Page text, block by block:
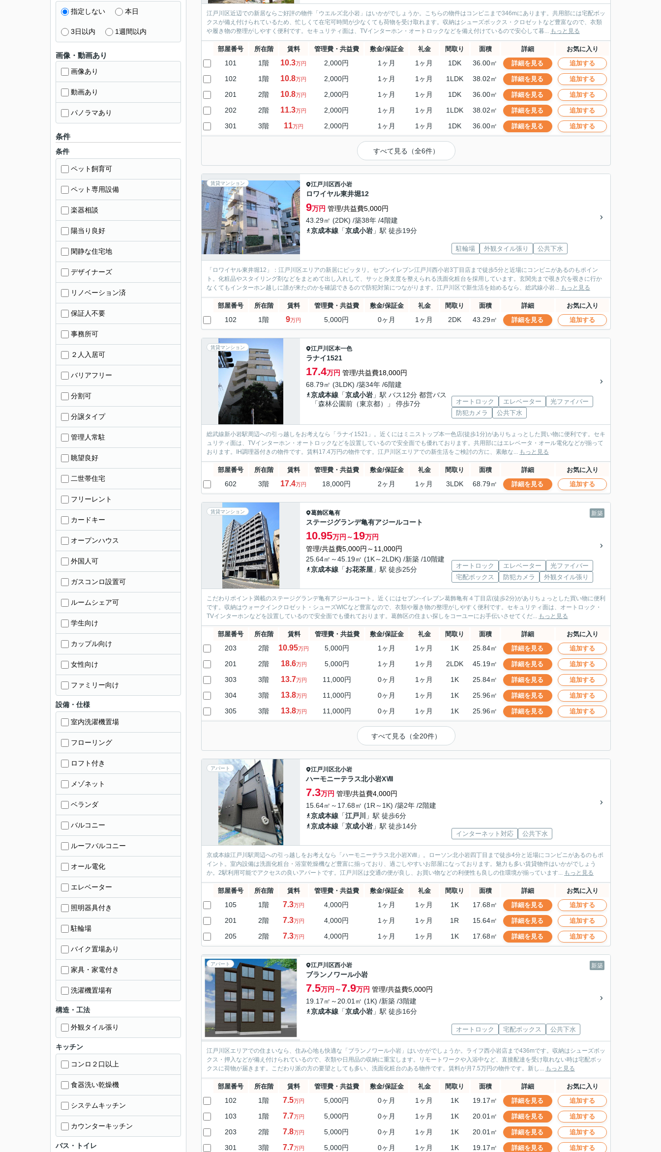
江戸川区近辺での新居ならご好評の物件「ウエルズ北小岩」はいかがでしょうか。こちらの物件はコンビニまで346mにあります。共用部には宅配ボッ
クスが備え付けられているため、忙しくて在宅可時間が少なくても荷物を受け取れます。収納はシューズボックス・クロゼットなど豊富なので、衣類
や履き物の整理がしやすく便利です。セキュリティ面は、TVインターホン・オートロックなどを備え付けているので安心して暮... もっと見る
部屋番号 所在階 賃料 管理費・共益費 敷金/保証金 礼金 間取り 面積 詳細 お気に入り
101 1階 10.3万円 2,000円 1ヶ月 1ヶ月 1DK 36.00㎡ 詳細を見る 追加する
102 1階 10.8万円 2,000円 1ヶ月 1ヶ月 1LDK 38.02㎡ 詳細を見る 追加する
201 2階 10.8万円 2,000円 1ヶ月 1ヶ月 1DK 36.00㎡ 詳細を見る 追加する
202 2階 11.3万円 2,000円 1ヶ月 1ヶ月 1LDK 38.02㎡ 詳細を見る 追加する
301 3階 11万円 2,000円 1ヶ月 1ヶ月 1DK 36.00㎡ 詳細を見る 追加する
すべて見る（全6件）
賃貸マンション 江戸川区西小岩
ロワイヤル東井堀12
9万円 管理/共益費5,000円
43.29㎡ (2DK) /築38年 /4階建
京成本線 「京成小岩 」駅 徒歩19分
駐輪場 外観タイル張り 公共下水
「ロワイヤル東井堀12」：江戸川区エリアの新居にピッタリ。セブンイレブン江戸川西小岩3丁目店まで徒歩5分と近場にコンビニがあるのもポイン
ト。化粧品やスタイリング剤などをまとめて出し入れして、サッと身支度を整えられる洗面化粧台を採用しています。玄関先まで覗き穴を覗きに行か
なくてもインターホン越しに誰が来たのかを確認できるので防犯対策につながります。江戸川区で新生活を始めるなら、総武線小岩... もっと見る
部屋番号 所在階 賃料 管理費・共益費 敷金/保証金 礼金 間取り 面積 詳細 お気に入り
102 1階 9万円 5,000円 0ヶ月 1ヶ月 2DK 43.29㎡ 詳細を見る 追加する
賃貸マンション 江戸川区本一色
ラナイ1521
17.4万円 管理/共益費18,000円
68.79㎡ (3LDK) /築34年 /6階建
京成本線 「京成小岩 」駅 バス12分 都営バス
「森林公園前（東京都）」 停歩7分
オートロック エレベーター
光ファイバー
防犯カメラ
公共下水
総武線新小岩駅周辺への引っ越しをお考えなら「ラナイ1521」。近くにはミニストップ本一色店(徒歩1分)がありちょっとした買い物に便利です。セキ
ュリティ面は、TVインターホン・オートロックなどを設置しているので安全面でも優れております。共用部にはエレベータ・オール電化などが揃って
おります。IH調理器付きの物件です。賃料17.4万円の物件です。江戸川区エリアでの新生活をご検討の方に、素敵な... もっと見る
部屋番号 所在階 賃料 管理費・共益費 敷金/保証金 礼金 間取り 面積 詳細 お気に入り
602 3階 17.4万円 18,000円 2ヶ月 1ヶ月 3LDK 68.79㎡ 詳細を見る 追加する
賃貸マンション 新築
葛飾区亀有
ステージグランデ亀有アジールコート
10.95万円～19万円
管理/共益費5,000円～11,000円
25.64㎡～45.19㎡ (1K～2LDK) /新築 /10階建
京成本線 「お花茶屋 」駅 徒歩25分 オートロック エレベーター
光ファイバー
宅配ボックス
防犯カメラ 外観タイル張り
こだわりポイント満載のステージグランデ亀有アジールコート。近くにはセブン-イレブン葛飾亀有４丁目店(徒歩2分)がありちょっとした買い物に便利
です。収納はウォークインクロゼット・シューズWICなど豊富なので、衣類や履き物の整理がしやすく便利です。セキュリティ面は、オートロック・
TVインターホンなどを設置しているので安全面でも優れております。葛飾区の住まい探しをコーユーにお手伝いさせてくだ... もっと見る
部屋番号 所在階 賃料 管理費・共益費 敷金/保証金 礼金 間取り 面積 詳細 お気に入り
203 2階 10.95万円 5,000円 1ヶ月 1ヶ月 1K 25.84㎡ 詳細を見る 追加する
201 2階 18.6万円 5,000円 1ヶ月 1ヶ月 2LDK 45.19㎡ 詳細を見る 追加する
303 3階 13.7万円 11,000円 0ヶ月 1ヶ月 1K 25.84㎡ 詳細を見る 追加する
304 3階 13.8万円 11,000円 0ヶ月 1ヶ月 1K 25.96㎡ 詳細を見る 追加する
305 3階 13.8万円 11,000円 0ヶ月 1ヶ月 1K 25.96㎡ 詳細を見る 追加する
すべて見る（全20件）
アパート 江戸川区北小岩
ハーモニーテラス北小岩XⅧ
7.3万円 管理/共益費4,000円
15.64㎡～17.68㎡ (1R～1K) /築2年 /2階建
京成本線 「江戸川
」駅 徒歩6分
京成本線 「京成小岩 」駅 徒歩14分
インターネット対応 公共下水
京成本線江戸川駅周辺への引っ越しをお考えなら「ハーモニーテラス北小岩XⅧ」。ローソン北小岩四丁目まで徒歩4分と近場にコンビニがあるのもポ
イント。室内設備は洗面化粧台・浴室乾燥機など豊富に揃っており、過ごしやすいお部屋になっております。魅力も多い賃貸物件はいかがでしょう
か。2駅利用可能でアクセスの良いアパートです。江戸川区は交通の便が良し、お買い物などの利便性も良しの住環境が揃っています... もっと見る
部屋番号 所在階 賃料 管理費・共益費 敷金/保証金 礼金 間取り 面積 詳細 お気に入り
105 1階 7.3万円 4,000円 1ヶ月 1ヶ月 1K 17.68㎡ 詳細を見る 追加する
201 2階 7.3万円 4,000円 1ヶ月 1ヶ月 1R 15.64㎡ 詳細を見る 追加する
205 2階 7.3万円 4,000円 1ヶ月 1ヶ月 1K 17.68㎡ 詳細を見る 追加する
アパート 新築
江戸川区西小岩
ブランノワール小岩
7.5万円～7.9万円 管理/共益費5,000円
19.17㎡～20.01㎡ (1K) /新築 /3階建
京成本線 「京成小岩 」駅 徒歩16分
オートロック 宅配ボックス 公共下水
江戸川区エリアでの住まいなら、住み心地も快適な「ブランノワール小岩」はいかがでしょうか。ライフ西小岩店まで436mです。収納はシューズボッ
クス・押入などが備え付けられているので、衣類や日用品の収納に重宝します。リモートワークや入浴中など、直接配達を受け取れない時は宅配ボッ
クスに荷物が届きます。こだわり派の方の要望としても多い、洗面化粧台のある物件です。賃料が月7.5万円の物件です。新し... もっと見る
部屋番号 所在階 賃料 管理費・共益費 敷金/保証金 礼金 間取り 面積 詳細 お気に入り
102 1階 7.5万円 5,000円 0ヶ月 1ヶ月 1K 19.17㎡ 詳細を見る 追加する
103 1階 7.7万円 5,000円 0ヶ月 1ヶ月 1K 20.01㎡ 詳細を見る 追加する
203 2階 7.8万円 5,000円 0ヶ月 1ヶ月 1K 20.01㎡ 詳細を見る 追加する
301 3階 7.7万円 5,000円 0ヶ月 1ヶ月 1K 19.17㎡ 詳細を見る 追加する
指定しない 本日
3日以内 1週間以内
画像・動画あり
画像あり
動画あり
パノラマあり
条件
条件
ペット飼育可
ペット専用設備
楽器相談
陽当り良好
閑静な住宅地
デザイナーズ
リノベーション済
保証人不要
事務所可
２人入居可
バリアフリー
分割可
分譲タイプ
管理人常駐
眺望良好
二世帯住宅
フリーレント
カードキー
オープンハウス
外国人可
ガスコンロ設置可
ルームシェア可
学生向け
カップル向け
女性向け
ファミリー向け
設備・仕様
室内洗濯機置場
フローリング
ロフト付き
メゾネット
ベランダ
バルコニー
ルーフバルコニー
オール電化
エレベーター
照明器具付き
駐輪場
バイク置場あり
家具・家電付き
洗濯機置場有
構造・工法
外観タイル張り
キッチン
コンロ２口以上
食器洗い乾燥機
システムキッチン
カウンターキッチン
バス・トイレ